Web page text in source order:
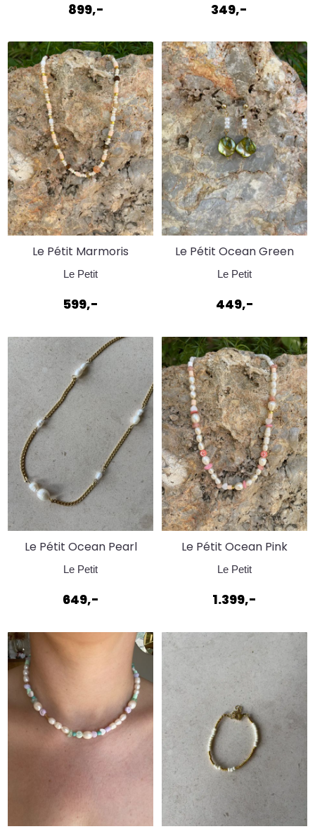
899,- 349,-
Le Pétit Marmoris
Necklace Nude
Le Petit
599,-
Le Pétit Ocean Green
Øredobber
Le Petit
449,-
Le Pétit Ocean Pearl
Chain
Le Petit
649,-
Le Pétit Ocean Pink
Smily Necklace
Le Petit
1.399,-